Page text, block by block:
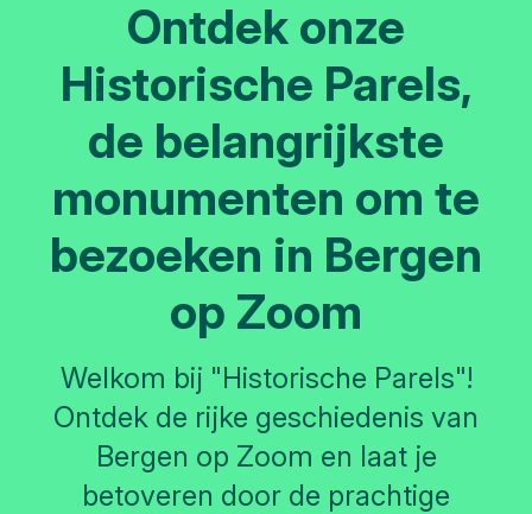
Ontdek onze
Historische Parels,
de belangrijkste
monumenten om te
bezoeken in Bergen
op Zoom
Welkom bij "Historische Parels"!
Ontdek de rijke geschiedenis van
Bergen op Zoom en laat je
betoveren door de prachtige